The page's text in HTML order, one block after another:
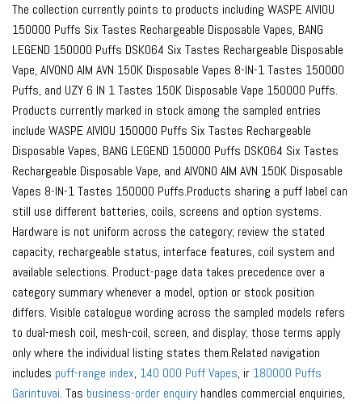
The collection currently points to products including WASPE AIVIOU
150000 Puffs Six Tastes Rechargeable Disposable Vapes, BANG
LEGEND 150000 Puffs DSK064 Six Tastes Rechargeable Disposable
Vape, AIVONO AIM AVN 150K Disposable Vapes 8-IN-1 Tastes 150000
Puffs, and UZY 6 IN 1 Tastes 150K Disposable Vape 150000 Puffs.
Products currently marked in stock among the sampled entries
include WASPE AIVIOU 150000 Puffs Six Tastes Rechargeable
Disposable Vapes, BANG LEGEND 150000 Puffs DSK064 Six Tastes
Rechargeable Disposable Vape, and AIVONO AIM AVN 150K Disposable
Vapes 8-IN-1 Tastes 150000 Puffs.Products sharing a puff label can
still use different batteries, coils, screens and option systems.
Hardware is not uniform across the category; review the stated
capacity, rechargeable status, interface features, coil system and
available selections. Product-page data takes precedence over a
category summary whenever a model, option or stock position
differs. Visible catalogue wording across the sampled models refers
to dual-mesh coil, mesh-coil, screen, and display; those terms apply
only where the individual listing states them.Related navigation
includes puff-range index, 140 000 Puff Vapes, ir 180000 Puffs
Garintuvai. Tas business-order enquiryhandles commercial enquiries,